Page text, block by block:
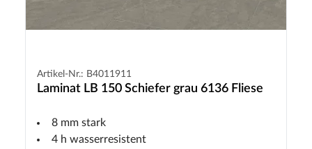
Artikel-Nr.: B4011911
Laminat LB 150 Schiefer grau 6136 Fliese
8 mm stark
4 h wasserresistent